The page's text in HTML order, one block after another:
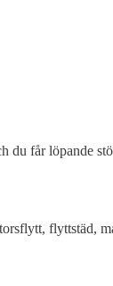
du får löpande
flyttstäd,